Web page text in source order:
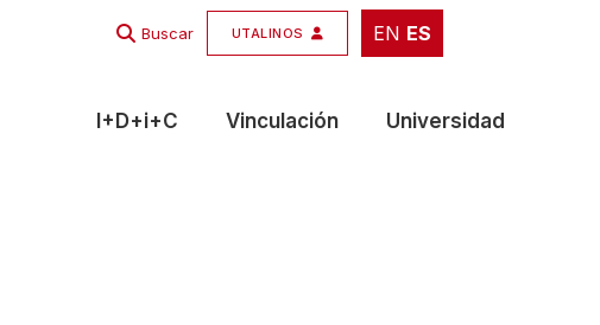
EN ES
Buscar UTALINOS EN ES
I+D+i+C Vinculación Universidad